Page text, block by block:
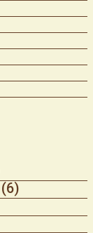
(6)